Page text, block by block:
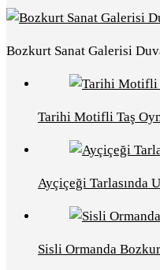
Bozkurt Sanat Galerisi
Tarihi Motifli Taş
Ayçiçeği Tarlasında
Sisli Ormanda